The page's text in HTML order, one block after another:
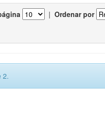
| Ordenar por
2.